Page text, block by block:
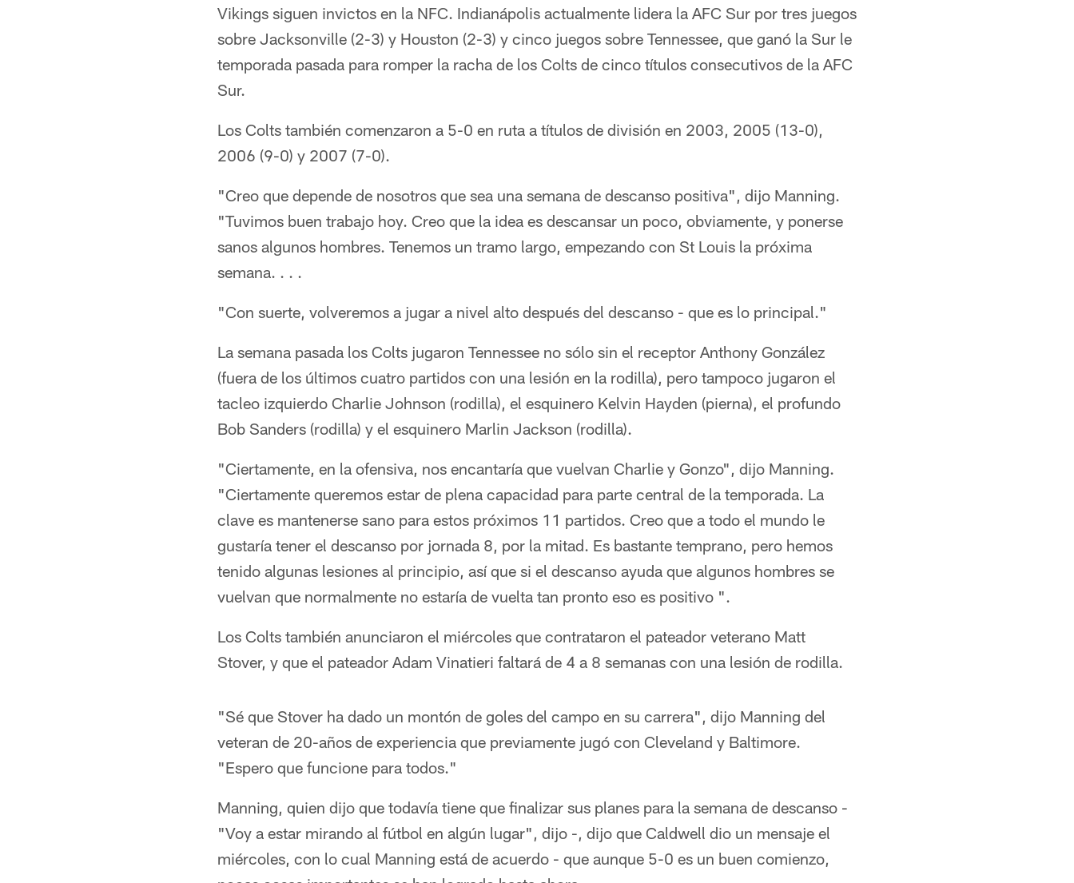
Vikings siguen invictos en la NFC. Indianápolis actualmente lidera la AFC Sur por tres juegos
sobre Jacksonville (2-3) y Houston (2-3) y cinco juegos sobre Tennessee, que ganó la Sur le
temporada pasada para romper la racha de los Colts de cinco títulos consecutivos de la AFC
Sur.
Los Colts también comenzaron a 5-0 en ruta a títulos de división en 2003, 2005 (13-0),
2006 (9-0) y 2007 (7-0).
"Creo que depende de nosotros que sea una semana de descanso positiva", dijo Manning.
"Tuvimos buen trabajo hoy. Creo que la idea es descansar un poco, obviamente, y ponerse
sanos algunos hombres. Tenemos un tramo largo, empezando con St Louis la próxima
semana. . . .
"Con suerte, volveremos a jugar a nivel alto después del descanso - que es lo principal."
La semana pasada los Colts jugaron Tennessee no sólo sin el receptor Anthony González
(fuera de los últimos cuatro partidos con una lesión en la rodilla), pero tampoco jugaron el
tacleo izquierdo Charlie Johnson (rodilla), el esquinero Kelvin Hayden (pierna), el profundo
Bob Sanders (rodilla) y el esquinero Marlin Jackson (rodilla).
"Ciertamente, en la ofensiva, nos encantaría que vuelvan Charlie y Gonzo", dijo Manning.
"Ciertamente queremos estar de plena capacidad para parte central de la temporada. La
clave es mantenerse sano para estos próximos 11 partidos. Creo que a todo el mundo le
gustaría tener el descanso por jornada 8, por la mitad. Es bastante temprano, pero hemos
tenido algunas lesiones al principio, así que si el descanso ayuda que algunos hombres se
vuelvan que normalmente no estaría de vuelta tan pronto eso es positivo ".
Los Colts también anunciaron el miércoles que contrataron el pateador veterano Matt
Stover, y que el pateador Adam Vinatieri faltará de 4 a 8 semanas con una lesión de rodilla.
"Sé que Stover ha dado un montón de goles del campo en su carrera", dijo Manning del
veteran de 20-años de experiencia que previamente jugó con Cleveland y Baltimore.
"Espero que funcione para todos."
Manning, quien dijo que todavía tiene que finalizar sus planes para la semana de descanso -
"Voy a estar mirando al fútbol en algún lugar", dijo -, dijo que Caldwell dio un mensaje el
miércoles, con lo cual Manning está de acuerdo - que aunque 5-0 es un buen comienzo,